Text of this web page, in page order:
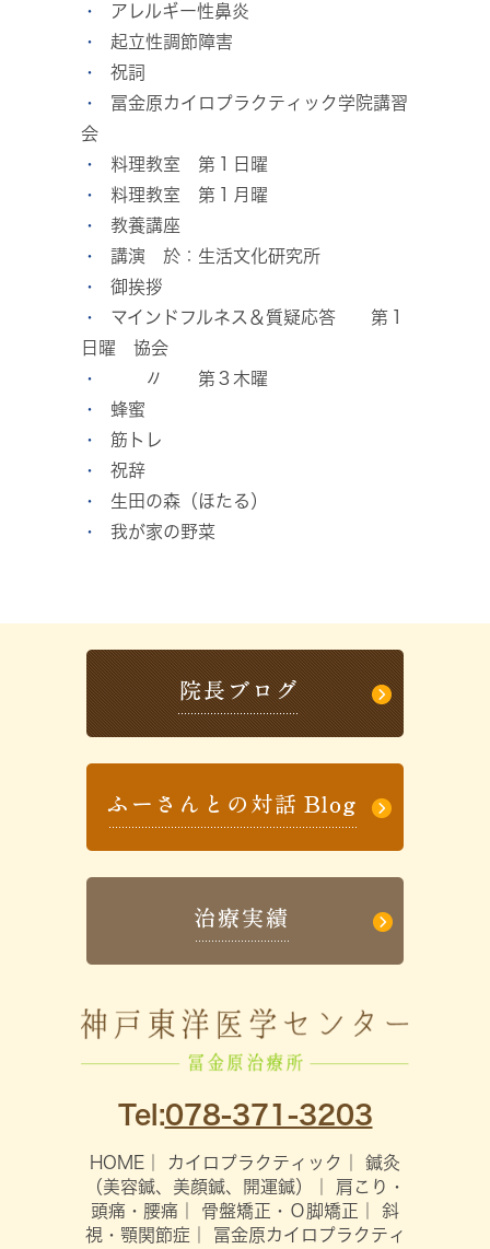
アレルギー性鼻炎
起立性調節障害
祝詞
冨金原カイロプラクティック学院講習
会
料理教室 第１日曜
料理教室 第１月曜
教養講座
講演 於：生活文化研究所
御挨拶
マインドフルネス＆質疑応答 第１
日曜 協会
〃 第３木曜
蜂蜜
筋トレ
祝辞
生田の森（ほたる）
我が家の野菜
Tel:078-371-3203
HOME カイロプラクティック
鍼灸
（美容鍼、美顔鍼、開運鍼）
肩こり・
頭痛・腰痛
骨盤矯正・Ｏ脚矯正
斜
視・顎関節症
冨金原カイロプラクティ